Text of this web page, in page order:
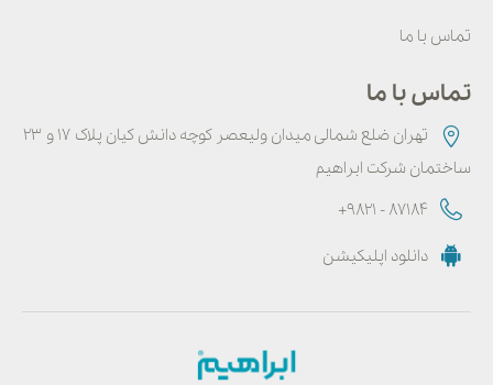
تماس با ما
تماس با ما
تهران ضلع شمالی میدان ولیعصر کوچه دانش کیان پلاک ۱۷ و ۲۳
ساختمان شرکت ابراهیم
+9821 - 87184
دانلود اپلیکیشن